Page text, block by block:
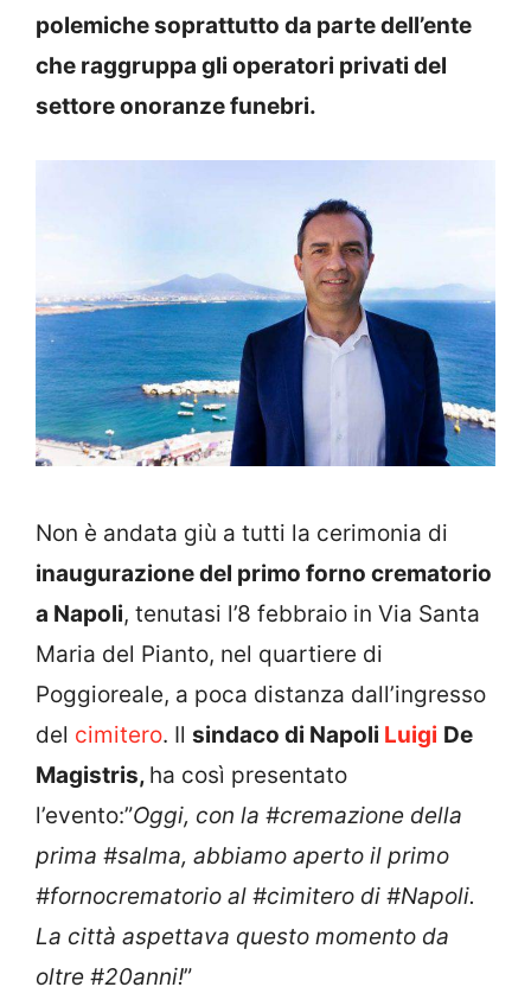
polemiche soprattutto da parte dell’ente
che raggruppa gli operatori privati del
settore onoranze funebri.
Non è andata giù a tutti la cerimonia di
inaugurazione del primo forno crematorio
a Napoli, tenutasi l’8 febbraio in Via Santa
Maria del Pianto, nel quartiere di
Poggioreale, a poca distanza dall’ingresso
del cimitero. Il sindaco di Napoli Luigi De
Magistris, ha così presentato
l’evento:”Oggi, con la #cremazione della
prima #salma, abbiamo aperto il primo
#fornocrematorio al #cimitero di #Napoli.
La città aspettava questo momento da
oltre #20anni!”